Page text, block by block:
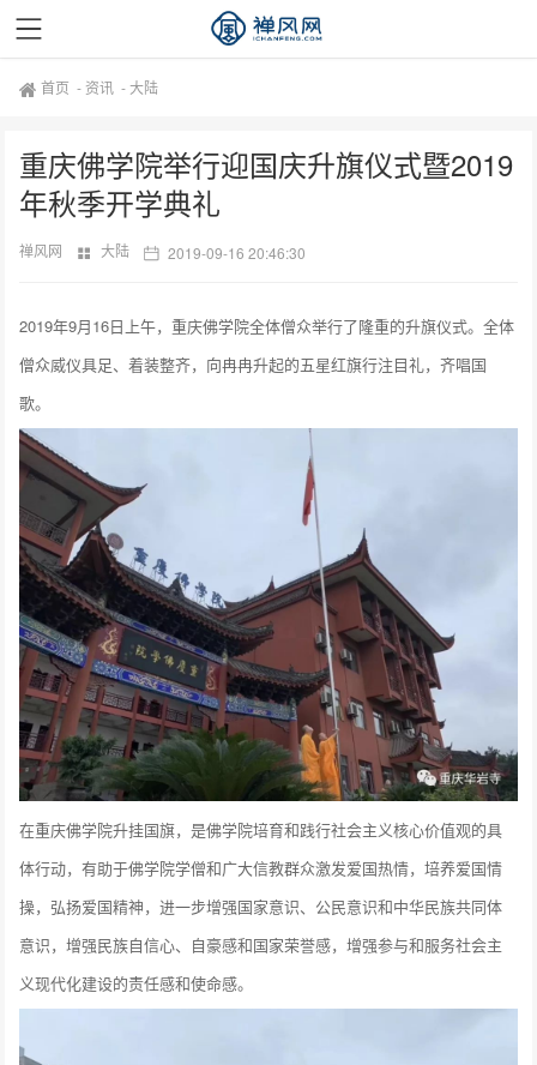
首页 - 资讯 -大陆
重庆佛学院举行迎国庆升旗仪式暨2019
年秋季开学典礼
禅风网 大陆 2019-09-16 20:46:30
2019年9月16日上午，重庆佛学院全体僧众举行了隆重的升旗仪式。全体
僧众威仪具足、着装整齐，向冉冉升起的五星红旗行注目礼，齐唱国
歌。
在重庆佛学院升挂国旗，是佛学院培育和践行社会主义核心价值观的具
体行动，有助于佛学院学僧和广大信教群众激发爱国热情，培养爱国情
操，弘扬爱国精神，进一步增强国家意识、公民意识和中华民族共同体
意识，增强民族自信心、自豪感和国家荣誉感，增强参与和服务社会主
义现代化建设的责任感和使命感。